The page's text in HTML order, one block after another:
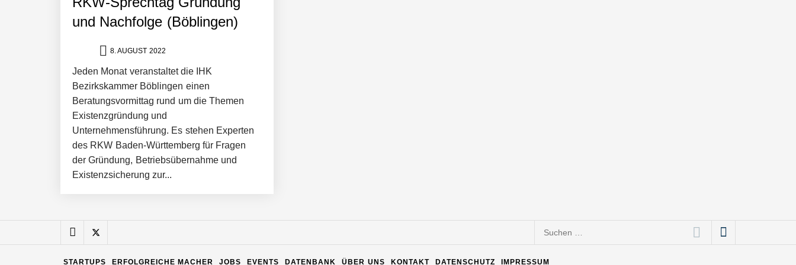
und Nachfolge (Böblingen)
8. AUGUST 2022
Jeden Monat veranstaltet die IHK
Bezirkskammer Böblingen einen
Beratungsvormittag rund um die Themen
Existenzgründung und
Unternehmensführung. Es stehen Experten
des RKW Baden-Württemberg für Fragen
der Gründung, Betriebsübernahme und
Existenzsicherung zur...
Pyck im Employer Portrait
Matthias Nagel von Pyck
Maximilian Mack von Pyck
Suchen
STARTUPS ERFOLGREICHE MACHER JOBS EVENTS DATENBANK ÜBER UNS KONTAKT DATENSCHUTZ IMPRESSUM